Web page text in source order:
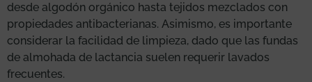
desde algodón orgánico hasta tejidos mezclados con
propiedades antibacterianas. Asimismo, es importante
considerar la facilidad de limpieza, dado que las fundas
de almohada de lactancia suelen requerir lavados
frecuentes.